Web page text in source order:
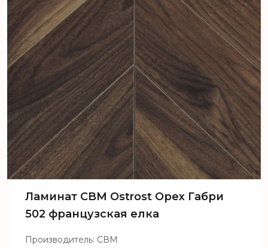
Ламинат CBM Ostrost Орех Габри
502 французская елка
Производитель: СВМ